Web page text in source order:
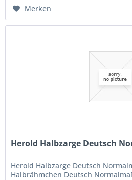
Merken
Herold Halbzarge Deutsch
Herold Halbzarge Deutsch
Halbrähmchen Deutsch